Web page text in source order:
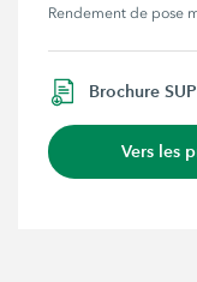
Rendement de pose
Brochure
Vers les